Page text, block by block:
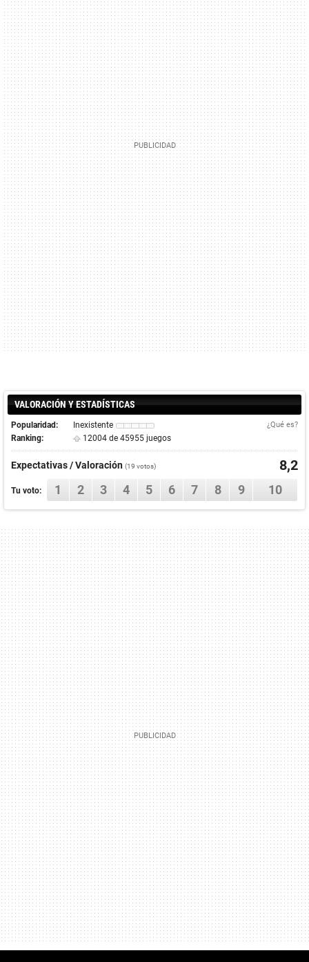
VALORACIÓN Y ESTADÍSTICAS
Popularidad: Inexistente ¿Qué es?
Ranking: 12004 de 45955 juegos
Expectativas / Valoración (19 votos) 8,2
Tu voto: 1 2 3 4 5 6 7 8 9 10